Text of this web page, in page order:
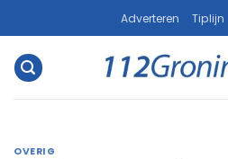
naar
inhoud
Adverteren Tiplijn
OVERIG